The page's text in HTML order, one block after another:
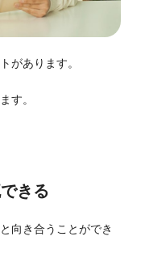
があります。
す。
きる
向き合うことができ